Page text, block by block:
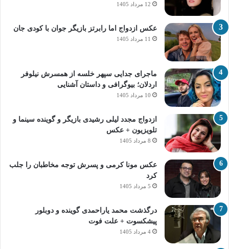
12 مرداد 1405
عکس ازدواج اما رابرتز بازیگر جوان با کودی جان
11 مرداد 1405
ماجرای جدایی سپهر خلسه از همسرش نیلوفر
اردلان؛ بیوگرافی و داستان آشنایی
10 مرداد 1405
ازدواج مجدد لیلی رشیدی بازیگر و گوینده سینما و
تلویزیون + عکس
8 مرداد 1405
عکس مونا کرمی و پسرش توجه مخاطبان را جلب
کرد
5 مرداد 1405
درگذشت محمد یاراحمدی گوینده و دوبلور
پیشکسوت + علت فوت
4 مرداد 1405